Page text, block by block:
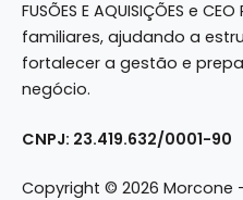
FUSÕES E AQUISIÇÕES e
familiares, ajudando a
fortalecer a gestão e
negócio.
CNPJ: 23.419.632/0001-90
Copyright © 2026 Morcone